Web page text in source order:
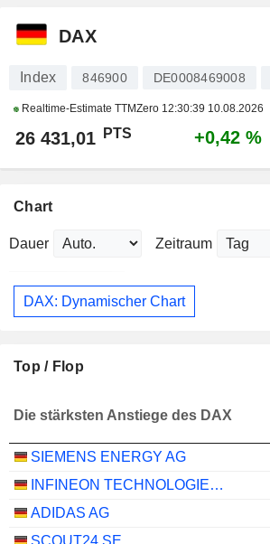
DAX
Index 846900 DE0008469008
Realtime-Estimate TTMZero 12:30:39 10.08.2026
26 431,01 PTS +0,42 %
Chart
Dauer Zeitraum
DAX: Dynamischer Chart
Top / Flop
Die stärksten Anstiege des DAX
SIEMENS ENERGY AG
INFINEON TECHNOLOGIES AG
ADIDAS AG